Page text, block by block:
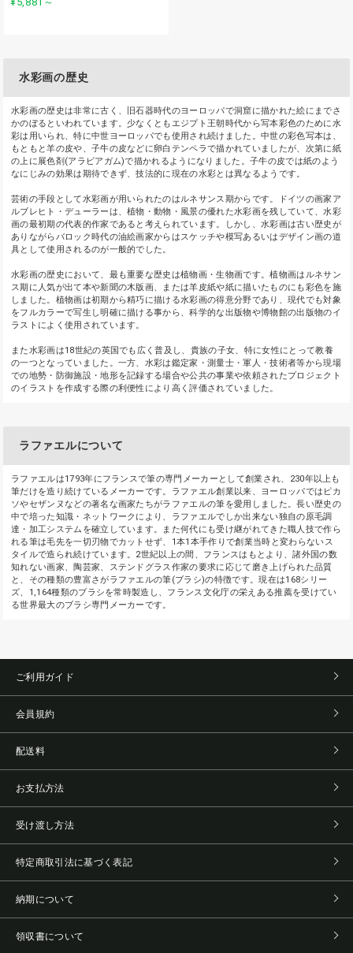
水彩画の歴史
水彩画の歴史は非常に古く、旧石器時代のヨーロッパで洞窟に描かれた絵にまでさ
かのぼるといわれています。少なくともエジプト王朝時代から写本彩色のために水
彩は用いられ、特に中世ヨーロッパでも使用され続けました。中世の彩色写本は、
もともと羊の皮や、子牛の皮などに卵白テンペラで描かれていましたが、次第に紙
の上に展色剤(アラビアガム)で描かれるようになりました。子牛の皮では紙のよう
なにじみの効果は期待できず、技法的に現在の水彩とは異なるようです。
芸術の手段として水彩画が用いられたのはルネサンス期からです。ドイツの画家ア
ルブレヒト・デューラーは、植物・動物・風景の優れた水彩画を残していて、水彩
画の最初期の代表的作家であると考えられています。しかし、水彩画は古い歴史が
ありながらバロック時代の油絵画家からはスケッチや模写あるいはデザイン画の道
具として使用されるのが一般的でした。
水彩画の歴史において、最も重要な歴史は植物画・生物画です。植物画はルネサン
ス期に人気が出て本や新聞の木版画、または羊皮紙や紙に描いたものにも彩色を施
しました。植物画は初期から精巧に描ける水彩画の得意分野であり、現代でも対象
をフルカラーで写生し明確に描ける事から、科学的な出版物や博物館の出版物のイ
ラストによく使用されています。
また水彩画は18世紀の英国でも広く普及し、貴族の子女、特に女性にとって教養
の一つとなっていました。一方、水彩は鑑定家・測量士・軍人・技術者等から現場
での地勢・防御施設・地形を記録する場合や公共の事業や依頼されたプロジェクト
のイラストを作成する際の利便性により高く評価されていました。
ラファエルについて
ラファエルは1793年にフランスで筆の専門メーカーとして創業され、230年以上も
筆だけを造り続けているメーカーです。ラファエル創業以来、ヨーロッパではピカ
ソやセザンヌなどの著名な画家たちがラファエルの筆を愛用しました。長い歴史の
中で培った知識・ネットワークにより、ラファエルでしか出来ない独自の原毛調
達・加工システムを確立しています。また何代にも受け継がれてきた職人技で作ら
れる筆は毛先を一切刃物でカットせず、1本1本手作りで創業当時と変わらないス
タイルで造られ続けています。2世紀以上の間、フランスはもとより、諸外国の数
知れない画家、陶芸家、ステンドグラス作家の要求に応じて磨き上げられた品質
と、その種類の豊富さがラファエルの筆(ブラシ)の特徴です。現在は168シリー
ズ、1,164種類のブラシを常時製造し、フランス文化庁の栄えある推薦を受けてい
る世界最大のブラシ専門メーカーです。
ご利用ガイド
会員規約
配送料
お支払方法
受け渡し方法
特定商取引法に基づく表記
納期について
領収書について